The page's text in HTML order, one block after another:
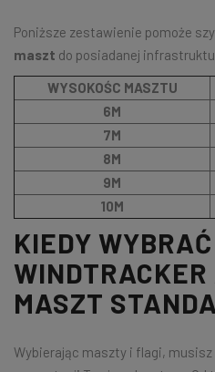
Poniższe zestawienie pomoże
maszt do posiadanej
WYSOKOŚC MASZTU
6M
7M
8M
9M
10M
KIEDY
MASZT
Wybierając maszty i flagi,